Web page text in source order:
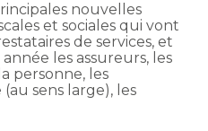
nouvelles
et sociales qui vont
de services, et
les assureurs, les
personne, les
sens large), les